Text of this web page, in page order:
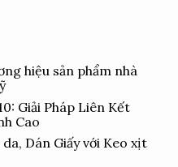
được
chọn
trang
phẩm
hiệu sản phẩm nhà
Giải Pháp Liên Kết
Cao
Dán Giấy với Keo xịt